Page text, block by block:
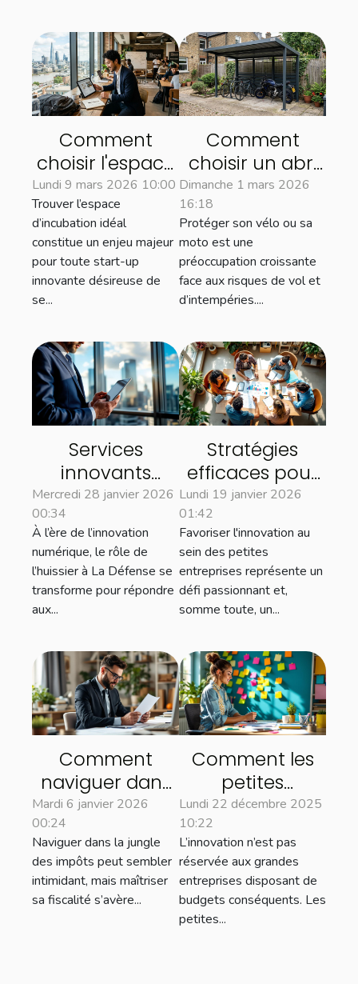
Comment
choisir l'espace
d'incubation
adapté à votre
start-up
innovante ?
Lundi 9 mars 2026 10:00
Trouver l’espace
d’incubation idéal
constitue un enjeu majeur
pour toute start-up
innovante désireuse de
se...
Comment
choisir un abri
métallique
adapté pour
votre vélo ou
moto ?
Dimanche 1 mars 2026
16:18
Protéger son vélo ou sa
moto est une
préoccupation croissante
face aux risques de vol et
d’intempéries....
Services
innovants
proposés par
les huissiers à La
Défense pour
les entreprises
Mercredi 28 janvier 2026
00:34
À l’ère de l’innovation
numérique, le rôle de
l’huissier à La Défense se
transforme pour répondre
aux...
Stratégies
efficaces pour
soutenir
l'innovation
dans les petites
entreprises
Lundi 19 janvier 2026
01:42
Favoriser l'innovation au
sein des petites
entreprises représente un
défi passionnant et,
somme toute, un...
Comment
naviguer dans
la complexité
des impôts
pour optimiser
sa fiscalité?
Mardi 6 janvier 2026
00:24
Naviguer dans la jungle
des impôts peut sembler
intimidant, mais maîtriser
sa fiscalité s’avère...
Comment les
petites
entreprises
innover sans
gros budget ?
Lundi 22 décembre 2025
10:22
L’innovation n’est pas
réservée aux grandes
entreprises disposant de
budgets conséquents. Les
petites...